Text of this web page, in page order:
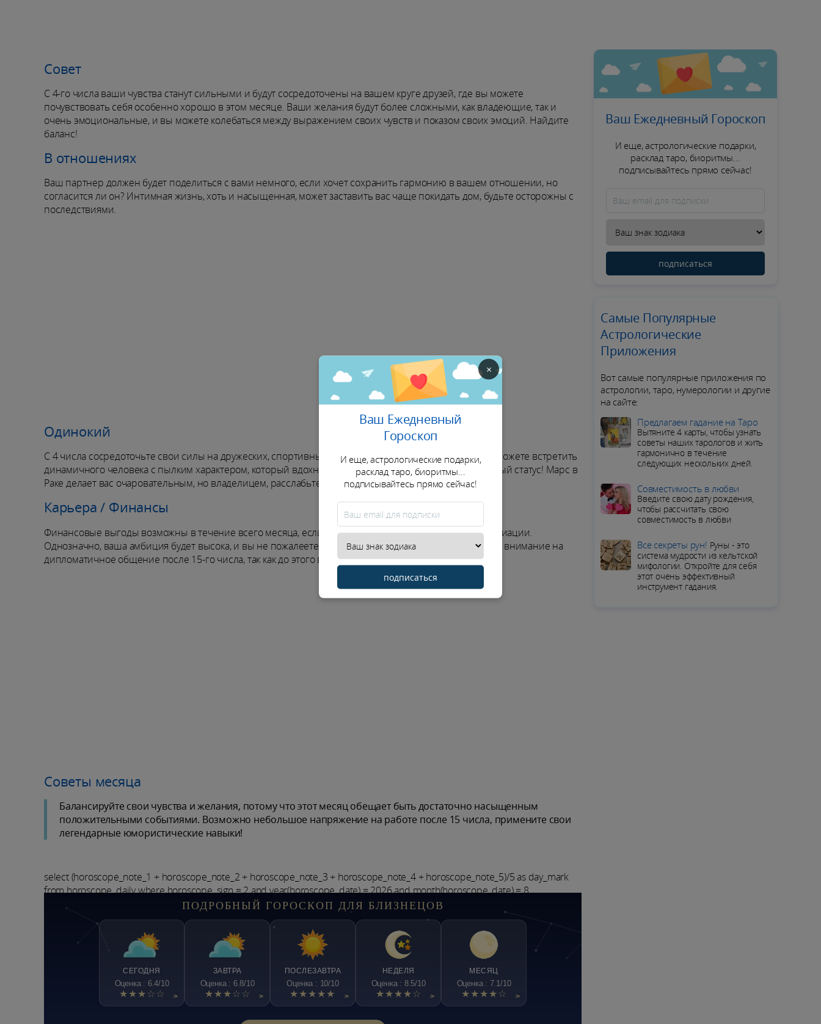
Совет
С 4-го числа ваши чувства станут сильными и будут сосредоточены на вашем круге друзей, где вы можете
почувствовать себя особенно хорошо в этом месяце. Ваши желания будут более сложными, как владеющие, так и
очень эмоциональные, и вы можете колебаться между выражением своих чувств и показом своих эмоций. Найдите
баланс!
В отношениях
Ваш партнер должен будет поделиться с вами немного, если хочет сохранить гармонию в вашем отношении, но
согласится ли он? Интимная жизнь, хоть и насыщенная, может заставить вас чаще покидать дом, будьте осторожны с
последствиями.
Одинокий
С 4 числа сосредоточьте свои силы на дружеских, спортивных или активистских мероприятиях. Вы можете встретить
динамичного человека с пылким характером, который вдохновит вас изменить свой сентиментальный статус! Марс в
Раке делает вас очаровательным, но владелицем, расслабьтесь!
Карьера / Финансы
Финансовые выгоды возможны в течение всего месяца, если вы работаете в кооперативе или ассоциации.
Однозначно, ваша амбиция будет высока, и вы не пожалеете сил, чтобы увеличить доходы. Обратите внимание на
дипломатичное общение после 15-го числа, так как до этого вы рискуете испортить свои шансы.
Советы месяца
Балансируйте свои чувства и желания, потому что этот месяц обещает быть достаточно насыщенным
положительными событиями. Возможно небольшое напряжение на работе после 15 числа, примените свои
легендарные юмористические навыки!
select (horoscope_note_1 + horoscope_note_2 + horoscope_note_3 + horoscope_note_4 + horoscope_note_5)/5 as day_mark
from horoscope_daily where horoscope_sign = 2 and year(horoscope_date) = 2026 and month(horoscope_date) = 8
ПОДРОБНЫЙ ГОРОСКОП ДЛЯ БЛИЗНЕЦОВ
СЕГОДНЯ
Оценка : 6.4/10
★★★☆☆ >
ЗАВТРА
Оценка : 6.8/10
★★★☆☆ >
ПОСЛЕЗАВТРА
Оценка : 10/10
★★★★★ >
НЕДЕЛЯ
Оценка : 8.5/10
★★★★☆ >
МЕСЯЦ
Оценка : 7.1/10
★★★★☆ >
Ваш Ежедневный Гороскоп
И еще, астрологические подарки,
расклад таро, биоритмы...
подписывайтесь прямо сейчас!
подписаться
Самые Популярные
Астрологические
Приложения
Вот самые популярные приложения по
астрологии, таро, нумерологии и другие
на сайте:
Предлагаем гадание на Таро
Вытяните 4 карты, чтобы узнать
советы наших тарологов и жить
гармонично в течение
следующих нескольких дней.
Совместимость в любви
Введите свою дату рождения,
чтобы рассчитать свою
совместимость в любви
Все секреты рун! Руны - это
система мудрости из кельтской
мифологии. Откройте для себя
этот очень эффективный
инструмент гадания.
×
Ваш Ежедневный
Гороскоп
И еще, астрологические подарки,
расклад таро, биоритмы...
подписывайтесь прямо сейчас!
подписаться